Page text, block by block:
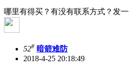
哪里有得买？有没有联系方式？发
52# 暗箭难防
2018-4-25 20:18:49